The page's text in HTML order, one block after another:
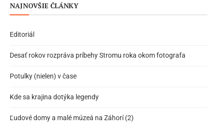
NAJNOVŠIE ČLÁNKY
Editoriál
Desať rokov rozpráva príbehy Stromu roka okom fotografa
Potulky (nielen) v čase
Kde sa krajina dotýka legendy
Ľudové domy a malé múzeá na Záhorí (2)